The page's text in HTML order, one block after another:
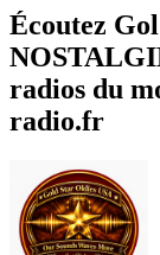
Écoutez
radios du
radio.fr